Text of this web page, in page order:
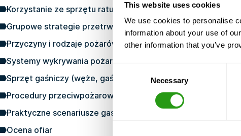
This website uses cookies
We use cookies to personalise
information about your use of
other information that you’ve
Selection
Necessary
Korzystanie ze sprzętu ratunkowego i urządzeń
Grupowe strategie przetrwania
Przyczyny i rodzaje pożarów na statkach
Systemy wykrywania pożaru i alarmy
Sprzęt gaśniczy (węże, gaśnice, zestawy BA)
Procedury przeciwpożarowe i praca zespołowa
Praktyczne scenariusze gaszenia pożarów (ćwiczenia z
Ocena ofiar